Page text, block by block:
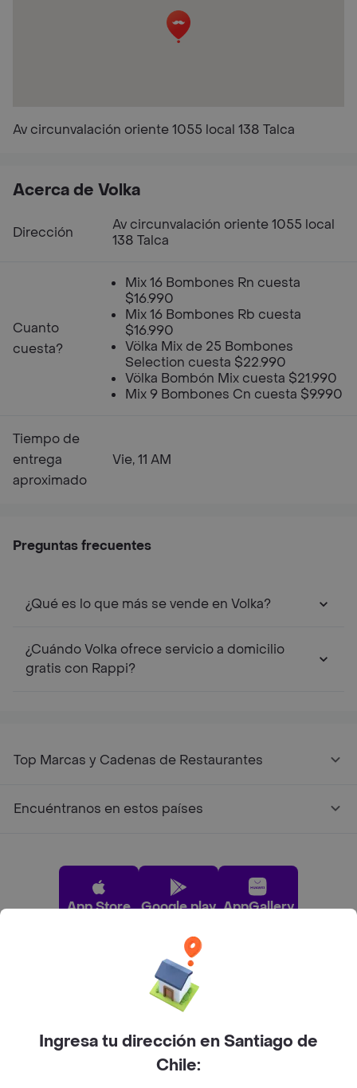
Av circunvalación oriente 1055 local 138 Talca
Acerca de Volka
Dirección
Av circunvalación oriente 1055 local
138 Talca
Cuanto
cuesta?
Mix 16 Bombones Rn cuesta
$16.990
Mix 16 Bombones Rb cuesta
$16.990
Völka Mix de 25 Bombones
Selection cuesta $22.990
Völka Bombón Mix cuesta $21.990
Mix 9 Bombones Cn cuesta $9.990
Tiempo de
entrega
aproximado
Vie, 11 AM
Preguntas frecuentes
¿Qué es lo que más se vende en Volka?
¿Cuándo Volka ofrece servicio a domicilio
gratis con Rappi?
Top Marcas y Cadenas de Restaurantes
Encuéntranos en estos países
App Store Google play AppGallery
Pide tu comida favorita cerca de ti
Categorías
Ingresa tu dirección en Santiago de
Chile: